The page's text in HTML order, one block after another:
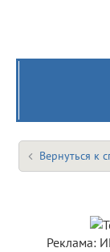
Вернуться к
Реклама: